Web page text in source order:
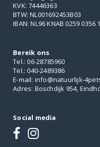
KVK: 74446363
BTW: NL001692453B03
IBAN: NL96 KNAB 0259 0356
Bereik ons
Tel.: 06-28785960
Tel.: 040-2489386
E-mail: info@natuurlijk-
Adres: Boschdijk 954,
Social media